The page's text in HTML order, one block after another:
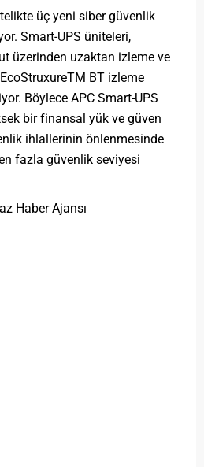
üç yeni siber güvenlik
Smart-UPS üniteleri,
üzerinden uzaktan izleme ve
BT izleme
Böylece APC Smart-UPS
bir finansal yük ve güven
ihlallerinin önlenmesinde
fazla güvenlik seviyesi
Haber Ajansı